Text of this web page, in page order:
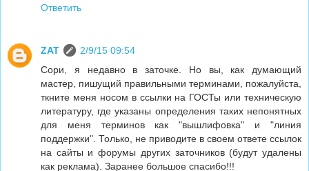
Ответить
ZAT
2/9/15 09:54
Сори, я недавно в заточке. Но вы, как думающий
мастер, пишущий правильными терминами, пожалуйста,
ткните меня носом в ссылки на ГОСТы или техническую
литературу, где указаны определения таких непонятных
для меня терминов как "вышлифовка" и "линия
поддержки". Только, не приводите в своем ответе ссылок
на сайты и форумы других заточников (будут удалены
как реклама). Заранее большое спасибо!!!